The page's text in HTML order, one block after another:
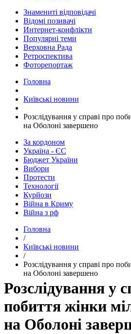
Знамениті відповідачі
Відомі позивачі
Интернет-конфлікти
Популярні теми
Верховна Рада
Ретроспектива
Фоторепортаж
Головна
Київські новини
Розслідування у справі про
на Оболоні завершено
За кордоном
Україна - ЄС
Бюджет України
Вибори
Протести
Технології
Курйози
Війна в Криму
Війна з рф
Головна
/
Київські новини
/
Розслідування у справі про
на Оболоні завершено
Розслідування у
побиття жінки
на Оболоні